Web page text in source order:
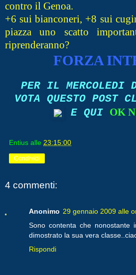
contro il Genoa.
+6 sui bianconeri, +8 sui
piazza uno scatto
riprenderanno?
FORZA
PER IL MERCOLEDI
VOTA QUESTO POST
E QUI
OK
Entius alle 23:15:00
Condividi
4 commenti:
Anonimo 29 gennaio 2009 alle
Sono contenta che nonostante
dimostrato la sua vera
Rispondi